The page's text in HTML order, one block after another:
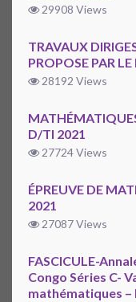
29908 Views
TRAVAUX
PROPOSE PAR
28192 Views
D/TI 2021
27724 Views
ÉPREUVE DE
2021
27087 Views
FASCICULE-
Congo Séries C-
mathématiques –